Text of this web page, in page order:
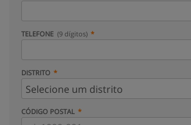
TELEFONE (9 dígitos)
DISTRITO
CÓDIGO POSTAL